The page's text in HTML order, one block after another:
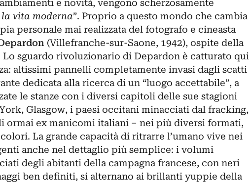
e novità, vengono scherzosamente
vita moderna”. Proprio a questo mondo che cambia
personale mai realizzata del fotografo e cineasta
(Villefranche-sur-Saone, 1942), ospite della
sguardo rivoluzionario di Depardon è catturato qui
altissimi pannelli completamente invasi dagli scatti
dedicata alla ricerca di un “luogo accettabile”, a
le stanze con i diversi capitoli delle sue stagioni
Glasgow, i paesi occitani minacciati dal fracking,
ormai ex manicomi italiani – nei più diversi formati,
La grande capacità di ritrarre l’umano vive nei
anche nel dettaglio più semplice: i volumi
degli abitanti della campagna francese, con neri
ben definiti, si alternano ai brillanti yuppie della